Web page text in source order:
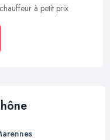
à petit prix